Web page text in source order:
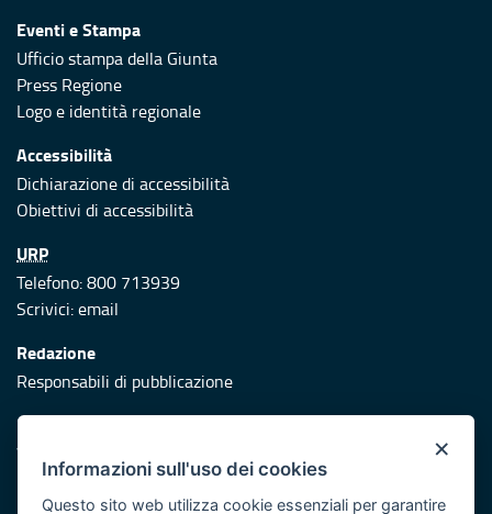
Eventi e Stampa
Ufficio stampa della Giunta
Press Regione
Logo e identità regionale
Accessibilità
Dichiarazione di accessibilità
Obiettivi di accessibilità
URP
Telefono: 800 713939
Scrivici:email
Redazione
Responsabili di pubblicazione
Protezione civile
Vai al sito di Protezione Civile Puglia
Iniziativa finanziata con risorse del POR Puglia 2014/2020 -
×
Informazioni sull'uso dei cookies
Questo sito web utilizza cookie essenziali per garantire